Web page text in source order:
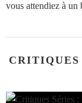
vous attendiez à un